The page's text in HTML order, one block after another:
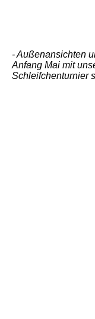
-Außenansichten
Anfang Mai mit
Schleifchenturnier